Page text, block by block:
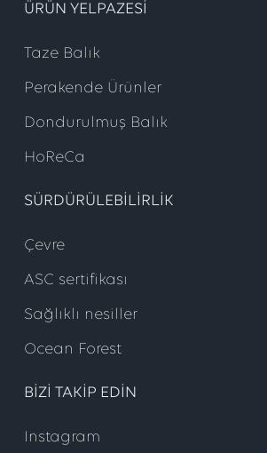
ÜRÜN YELPAZESI
Taze Balık
Perakende Ürünler
Dondurulmuş Balık
HoReCa
SÜRDÜRÜLEBILIRLIK
Çevre
ASC sertifikası
Sağlıklı nesiller
Ocean Forest
BIZI TAKIP EDIN
Instagram